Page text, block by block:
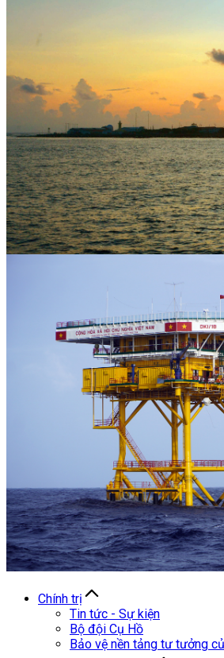
Chính trị
Tin tức - Sự kiện
Bộ đội Cụ Hồ
Bảo vệ nền tảng tư tưởng